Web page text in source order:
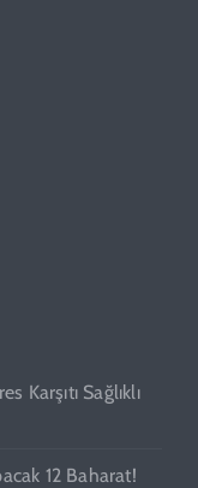
Karşıtı Sağlıklı
12 Baharat!